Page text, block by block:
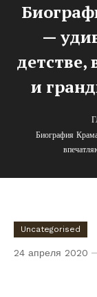
—
и
Биография
Uncategorised
24 апреля 2020